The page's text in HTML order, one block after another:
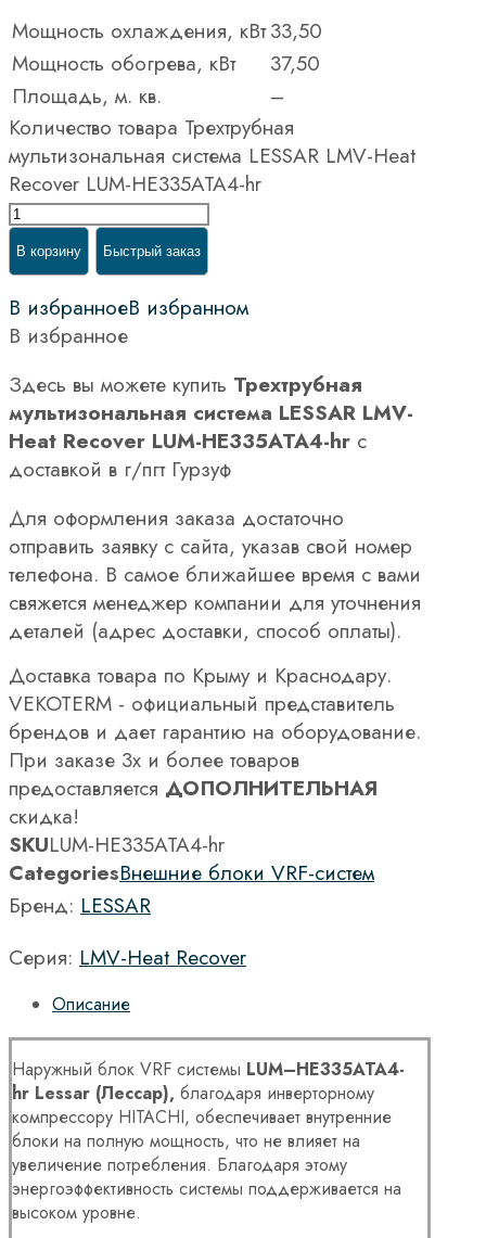
Мощность охлаждения, кВт33,50
Мощность обогрева, кВт
37,50
Площадь, м. кв.
–
Количество товара Трехтрубная
мультизональная система LESSAR LMV-Heat
Recover LUM-HE335ATA4-hr
В корзину Быстрый заказ
В избранноеВ избранном
В избранное
Здесь вы можете купить Трехтрубная
мультизональная система LESSAR LMV-
Heat Recover LUM-HE335ATA4-hr с
доставкой в г/пгт Гурзуф
Для оформления заказа достаточно
отправить заявку с сайта, указав свой номер
телефона. В самое ближайшее время с вами
свяжется менеджер компании для уточнения
деталей (адрес доставки, способ оплаты).
Доставка товара по Крыму и Краснодару.
VEKOTERM - официальный представитель
брендов и дает гарантию на оборудование.
При заказе 3х и более товаров
предоставляется ДОПОЛНИТЕЛЬНАЯ
скидка!
SKULUM-HE335ATA4-hr
CategoriesВнешние блоки VRF-систем
Бренд: LESSAR
Серия: LMV-Heat Recover
Описание
Наружный блок VRF системы LUM–HE335ATA4-
hr Lessar (Лессар), благодаря инверторному
компрессору HITACHI, обеспечивает внутренние
блоки на полную мощность, что не влияет на
увеличение потребления. Благодаря этому
энергоэффективность системы поддерживается на
высоком уровне.